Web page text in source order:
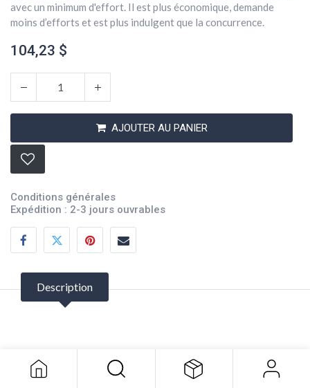
avec un minimum d'effort. Il est plus économique, demande
moins d’efforts et est plus indulgent que la concurrence.
104,23 $
AJOUTER AU PANIER
Conditions générales
Expédition : 2-3 jours ouvrables
Description